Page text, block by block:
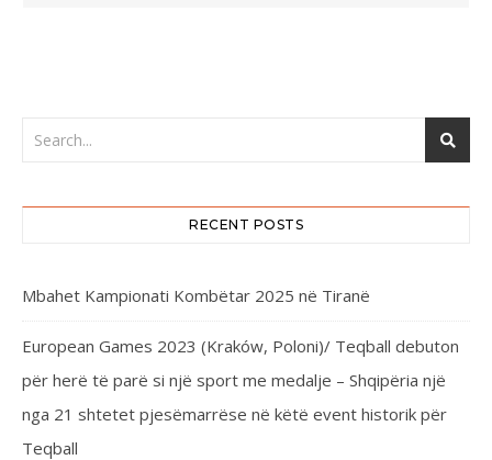
RECENT POSTS
Mbahet Kampionati Kombëtar 2025 në Tiranë
European Games 2023 (Kraków, Poloni)/ Teqball debuton
për herë të parë si një sport me medalje – Shqipëria një
nga 21 shtetet pjesëmarrëse në këtë event historik për
Teqball